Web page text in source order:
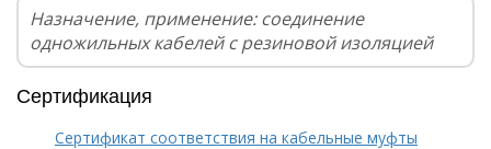
Назначение, применение: соединение
одножильных кабелей с резиновой изоляцией
Сертификация
Сертификат соответствия на кабельные муфты